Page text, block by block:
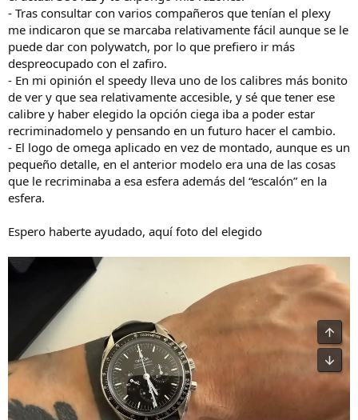
- Tras consultar con varios compañeros que tenían el plexy
me indicaron que se marcaba relativamente fácil aunque se le
puede dar con polywatch, por lo que prefiero ir más
despreocupado con el zafiro.
- En mi opinión el speedy lleva uno de los calibres más bonito
de ver y que sea relativamente accesible, y sé que tener ese
calibre y haber elegido la opción ciega iba a poder estar
recriminadomelo y pensando en un futuro hacer el cambio.
- El logo de omega aplicado en vez de montado, aunque es un
pequeño detalle, en el anterior modelo era una de las cosas
que le recriminaba a esa esfera además del “escalón” en la
esfera.
Espero haberte ayudado, aquí foto del elegido